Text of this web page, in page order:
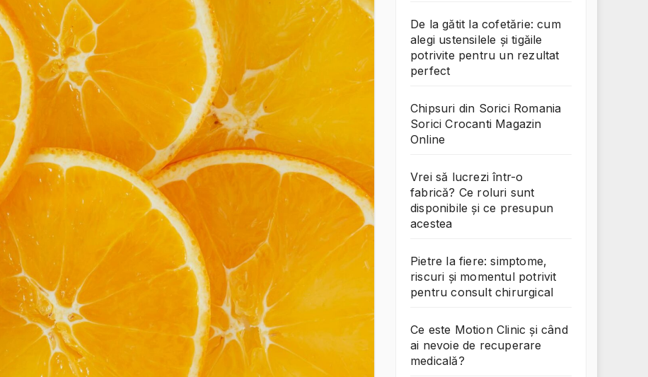
De la gătit la cofetărie: cum
alegi ustensilele și tigăile
potrivite pentru un rezultat
perfect
Chipsuri din Sorici Romania
Sorici Crocanti Magazin
Online
Vrei să lucrezi într-o
fabrică? Ce roluri sunt
disponibile și ce presupun
acestea
Pietre la fiere: simptome,
riscuri și momentul potrivit
pentru consult chirurgical
Ce este Motion Clinic și când
ai nevoie de recuperare
medicală?